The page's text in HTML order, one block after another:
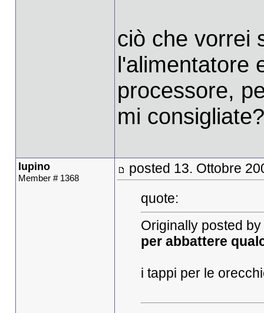
ciò che vorrei
l'alimentatore
processore,
mi consigliate?
lupino
Member # 1368
posted 13. Ottobre
quote:
Originally posted
per abbattere
i tappi per le